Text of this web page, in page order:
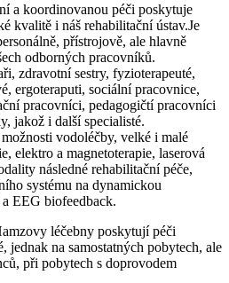
a koordinovanou péči poskytuje
kvalitě i náš rehabilitační ústav.Je
přístrojově, ale hlavně
odborných pracovníků.
zdravotní sestry, fyzioterapeuté,
ergoteraputi, sociální pracovnice,
pracovníci, pedagogičtí pracovníci
jakož i další specialisté.
vodoléčby, velké i malé
elektro a magnetoterapie, laserová
následné rehabilitační péče,
systému na dynamickou
EEG biofeedback.
léčebny poskytují péči
jednak na samostatných pobytech, ale
při pobytech s doprovodem